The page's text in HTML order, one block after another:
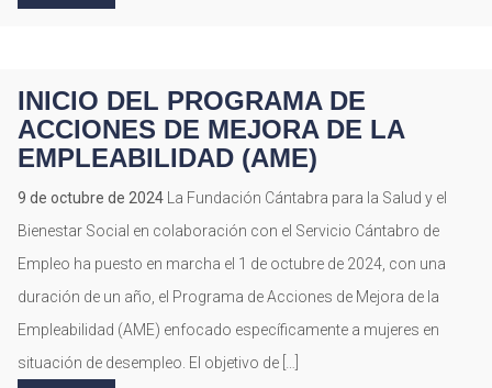
INICIO DEL PROGRAMA DE
ACCIONES DE MEJORA DE LA
EMPLEABILIDAD (AME)
9 de octubre de 2024 La Fundación Cántabra para la Salud y el
Bienestar Social en colaboración con el Servicio Cántabro de
Empleo ha puesto en marcha el 1 de octubre de 2024, con una
duración de un año, el Programa de Acciones de Mejora de la
Empleabilidad (AME) enfocado específicamente a mujeres en
situación de desempleo. El objetivo de […]